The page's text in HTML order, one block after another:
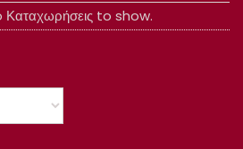
to show.